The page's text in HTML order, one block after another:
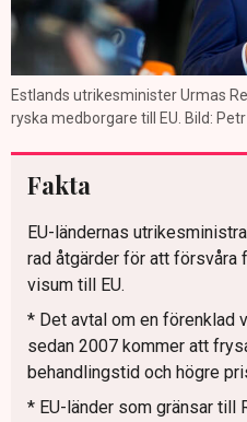
Estlands utrikesminister Urmas
ryska medborgare till EU. Bild:
Fakta
EU-ländernas
rad åtgärder för att försvåra
visum till EU.
* Det avtal om en förenklad
sedan 2007 kommer att
behandlingstid och högre
* EU-länder som gränsar till